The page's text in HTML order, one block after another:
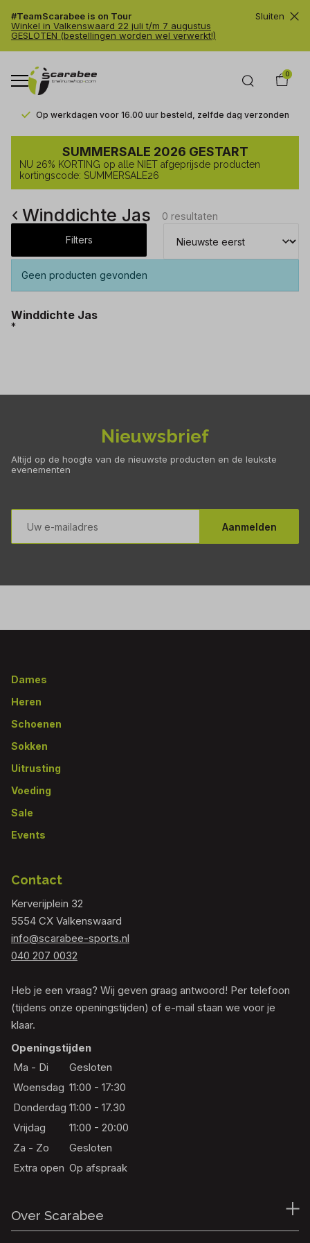
#TeamScarabee is on Tour
Winkel in Valkenswaard 22 juli t/m 7 augustus
GESLOTEN (bestellingen worden wel verwerkt!)
Sluiten
0
Op werkdagen voor 16.00 uur besteld, zelfde dag verzonden
Winddichte
Jas
SUMMERSALE 2026 GESTART
NU 26% KORTING op alle NIET afgeprijsde producten
kortingscode: SUMMERSALE26
Winddichte Jas 0 resultaten
Filters
Geen producten gevonden
Winddichte Jas
*
Nieuwsbrief
Altijd op de hoogte van de nieuwste producten en de leukste
evenementen
E-
mailadres
Aanmelden
Footer
Dames
Heren
Schoenen
Sokken
Uitrusting
Voeding
Sale
Events
Contact
Kerverijplein 32
5554 CX Valkenswaard
info@scarabee-sports.nl
040 207 0032
Heb je een vraag? Wij geven graag antwoord! Per telefoon
(tijdens onze openingstijden) of e-mail staan we voor je
klaar.
Openingstijden
Ma - Di
Gesloten
Woensdag 11:00 - 17:30
Donderdag 11:00 - 17.30
Vrijdag
11:00 - 20:00
Za - Zo
Gesloten
Extra open Op afspraak
Over Scarabee